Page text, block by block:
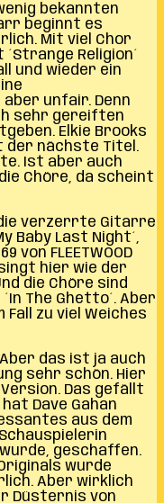
bekannten
beginnt es
Mit viel Chor
Religion´
und wieder ein
unfair. Denn
sehr gereiften
Elkie Brooks
der nächste Titel.
Ist aber auch
Chöre, da scheint
verzerrte Gitarre
Baby Last Night´,
von FLEETWOOD
hier wie der
die Chöre sind
The Ghetto´. Aber
zu viel Weiches
Aber das ist ja auch
sehr schön. Hier
Das gefällt
Dave Gahan
aus dem
geschaffen.
wurde
Aber wirklich
Düsternis von